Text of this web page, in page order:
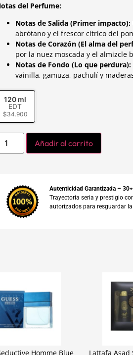
del Perfume:
Notas de Salida (Primer impacto):
abrótano y el frescor cítrico del
Notas de Corazón (El alma del
por la nuez moscada y el almizcle
Notas de Fondo (Lo que perdura):
vainilla, gamuza, pachulí y
120 ml
EDT
$34.900
Añadir al carrito
Autenticidad Garantizada –
Trayectoria seria y prestigio
autorizados para resguardar
Homme Blue Lattafa Asad